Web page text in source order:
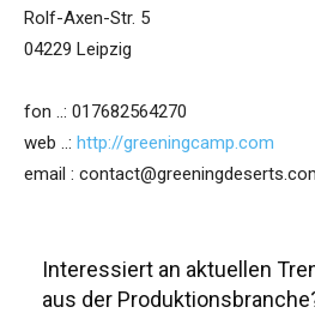
Rolf-Axen-Str. 5
04229 Leipzig
fon ..: 017682564270
web ..: http://greeningcamp.com
email :
Interessiert an aktuellen
aus der